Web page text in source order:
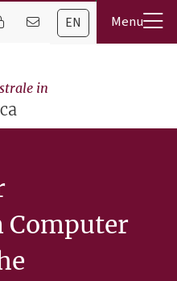
EN
in
Computer